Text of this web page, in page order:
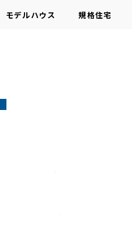
モデルハウス 規格住宅